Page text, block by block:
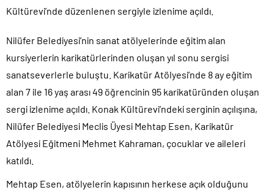
Kültürevi’nde düzenlenen sergiyle izlenime açıldı.
Nilüfer Belediyesi’nin sanat atölyelerinde eğitim alan
kursiyerlerin karikatürlerinden oluşan yıl sonu sergisi
sanatseverlerle buluştu. Karikatür Atölyesi’nde 8 ay eğitim
alan 7 ile 16 yaş arası 49 öğrencinin 95 karikatüründen oluşan
sergi izlenime açıldı. Konak Kültürevi’ndeki serginin açılışına,
Nilüfer Belediyesi Meclis Üyesi Mehtap Esen, Karikatür
Atölyesi Eğitmeni Mehmet Kahraman, çocuklar ve aileleri
katıldı.
Mehtap Esen, atölyelerin kapısının herkese açık olduğunu